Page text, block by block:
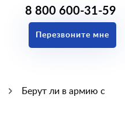
8 800 600-31-59
Перезвоните мне
Берут ли в армию с